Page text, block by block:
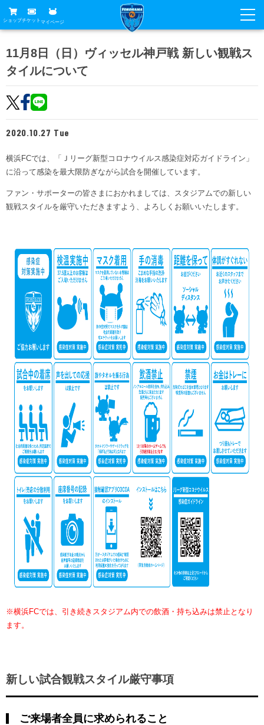
ショップチケット マイページ
グッズ
ホームタウン
トップチーム
試合
アカデミー
試合
試合日程
チケット
チケットガイド
席種・価格表
チケット購入方法
販売スケジュール
Buy Ticket Here
チーム
選手・スタッフ
練習見学について
観戦ガイド
横浜FC観戦ガイド
クラブ
ヒストリー
サステナビリティ
ホームタウン活動
横浜FCスポーツクラブ
ニッパツ横浜FCシーガルズ
ゲームスチュワード
学生インターンシップ
横浜FC公式オンラインショップ
クラブメンバー
スタータークラブ
スペシャルコンテンツ
オリジナルビール
アカデミー
育成ビジョン
試合日程・結果
アカデミー選手
アカデミースタッフ
フェニックスクラブ
チアスクール
パートナー一覧
あしながドリーム基金
お問い合わせ
お問い合わせ
11月8日（日）ヴィッセル神戸戦 新しい観戦ス
タイルについて
2020.10.27 Tue
横浜FCでは、「Ｊリーグ新型コロナウイルス感染症対応ガイドライン」
に沿って感染を最大限防ぎながら試合を開催しています。
ファン・サポーターの皆さまにおかれましては、スタジアムでの新しい
観戦スタイルを厳守いただきますよう、よろしくお願いいたします。
※横浜FCでは、引き続きスタジアム内での飲酒・持ち込みは禁止となり
ます。
新しい試合観戦スタイル厳守事項
ご来場者全員に求められること